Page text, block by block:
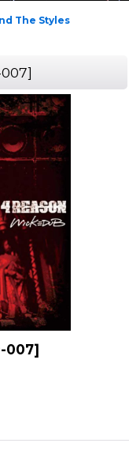
The Styles
]
007]